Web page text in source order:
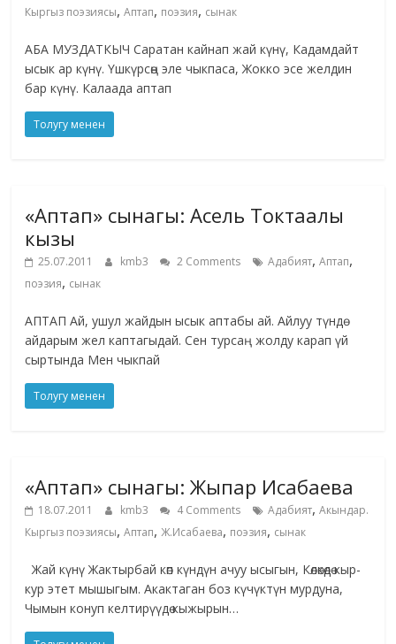
Кыргыз поэзиясы,Аптап, поэзия, сынак
АБА МУЗДАТКЫЧ Саратан кайнап жай күнү, Кадамдайт
ысык ар күнү. Үшкүрсөң эле чыкпаса, Жокко эсе желдин
бар күнү. Калаада аптап
Толугу менен
«Аптап» сынагы: Асель Токтаалы
кызы
25.07.2011 kmb3 2 Comments Адабият,Аптап,
поэзия, сынак
АПТАП Ай, ушул жайдын ысык аптабы ай. Айлуу түндө
айдарым жел каптагыдай. Сен турсаң жолду карап үй
сыртында Мен чыкпай
Толугу менен
«Аптап» сынагы: Жыпар Исабаева
18.07.2011 kmb3 4 Comments Адабият,Акындар.
Кыргыз поэзиясы,Аптап,Ж.Исабаева, поэзия, сынак
Жай күнү Жактырбай көп күндүн ачуу ысыгын, Көлөкөдө кыр-
кур этет мышыгым. Акактаган боз күчүктүн мурдуна,
Чымын конуп келтирүүдө кыжырын…